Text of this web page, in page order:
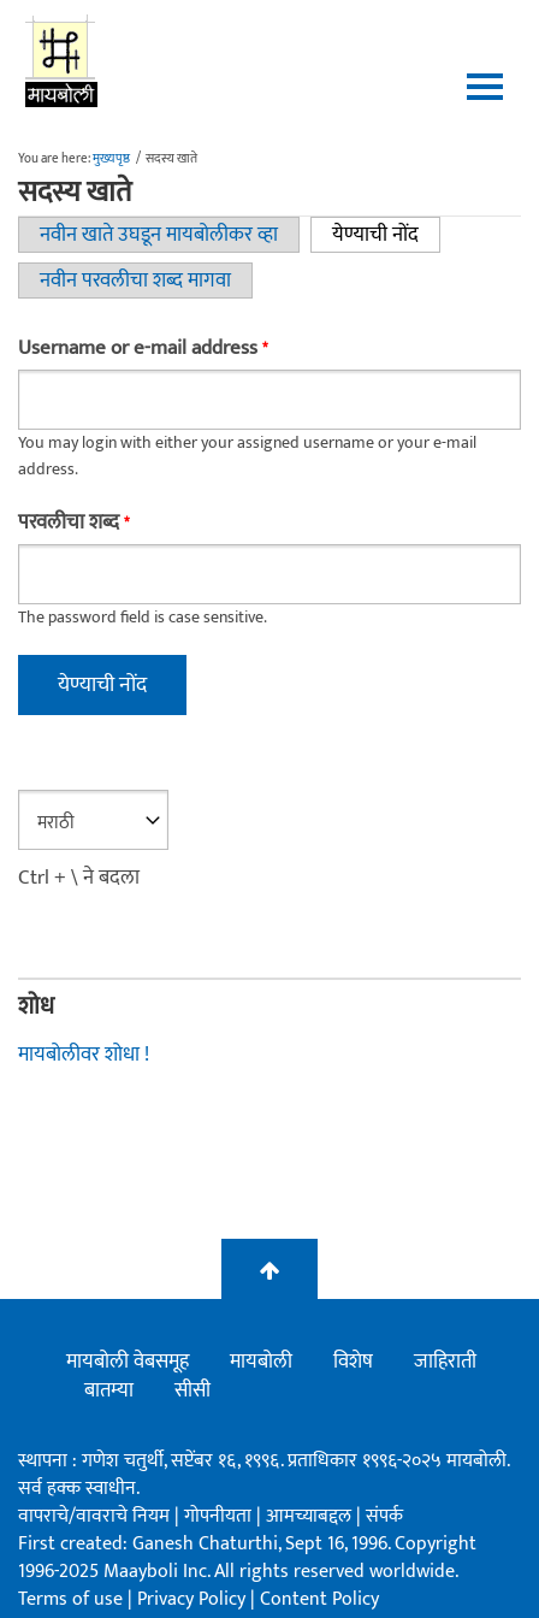
Skip to main content
You are here:मुख्यपृष्ठ / सदस्य खाते
सदस्य खाते
Primary tabs
नवीन खाते उघडून मायबोलीकर व्हा येण्याची नोंद(active tab)
नवीन परवलीचा शब्द मागवा
Username or e-mail address*
You may login with either your assigned username or your e-mail
address.
परवलीचा शब्द*
The password field is case sensitive.
Ctrl + \ ने बदला
शोध
मायबोलीवर शोधा !
मायबोली वेबसमूह मायबोली विशेष
जाहिराती
बातम्या
सीसी
स्थापना : गणेश चतुर्थी, सप्टेंबर १६, १९९६. प्रताधिकार १९९६-२०२५ मायबोली.
सर्व हक्क स्वाधीन.
वापराचे/वावराचे नियम|गोपनीयता|आमच्याबद्दल|संपर्क
First created: Ganesh Chaturthi, Sept 16, 1996. Copyright
1996-2025 Maayboli Inc. All rights reserved worldwide.
Terms of use| Privacy Policy|Content Policy